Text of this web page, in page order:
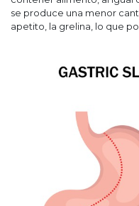
se produce una menor
apetito, la grelina, lo que